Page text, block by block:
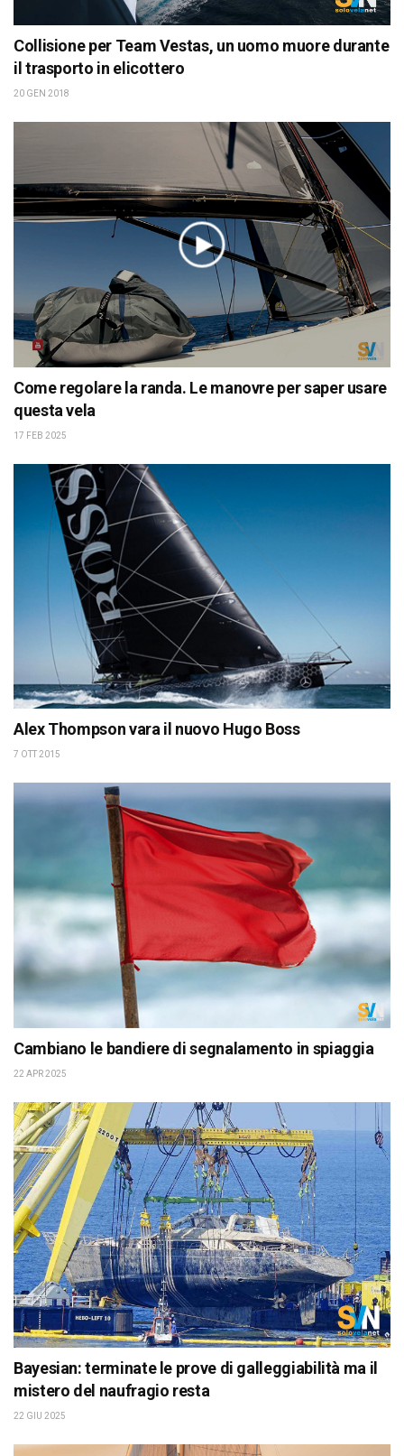
Collisione per Team Vestas, un uomo muore durante
il trasporto in elicottero
20 GEN 2018
Come regolare la randa. Le manovre per saper usare
questa vela
17 FEB 2025
Alex Thompson vara il nuovo Hugo Boss
7 OTT 2015
Cambiano le bandiere di segnalamento in spiaggia
22 APR 2025
Bayesian: terminate le prove di galleggiabilità ma il
mistero del naufragio resta
22 GIU 2025